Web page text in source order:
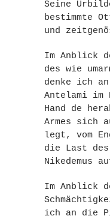
Seine
bestimmte
und
Im Anblick
des wie
denke ich an
Antelami im
Hand de
Armes sich
legt, vom
die Last
Nikedemus
Im Anblick
ich an die